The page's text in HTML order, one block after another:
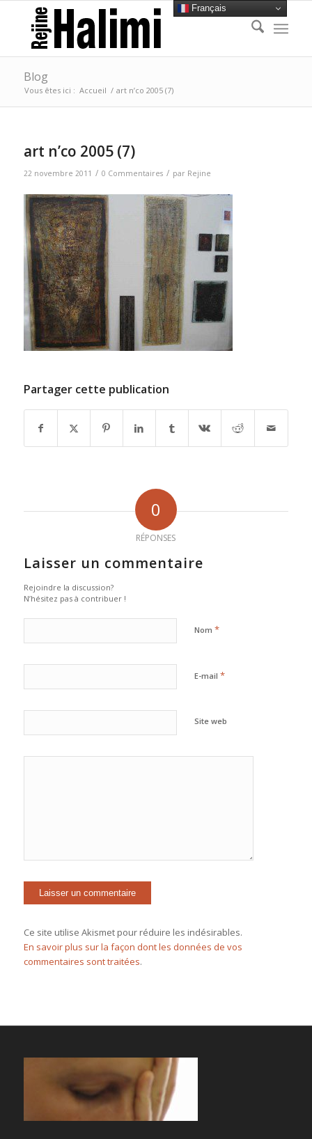
Blog
Vous êtes ici : Accueil / art n’co 2005 (7)
art n’co 2005 (7)
22 novembre 2011 / 0 Commentaires / par Rejine
Partager cette publication
0
RÉPONSES
Laisser un commentaire
Rejoindre la discussion?
N’hésitez pas à contribuer !
Nom *
E-mail *
Site web
Ce site utilise Akismet pour réduire les indésirables.
En savoir plus sur la façon dont les données de vos
commentaires sont traitées.
Français